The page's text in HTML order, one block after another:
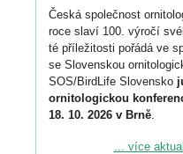
Česká společnost
roce slaví 100. výročí
té příležitosti pořádá ve
se Slovenskou
SOS/BirdLife Slovensko
ornitologickou
18. 10. 2026 v Brně.
Podrobnější informace ke
... více